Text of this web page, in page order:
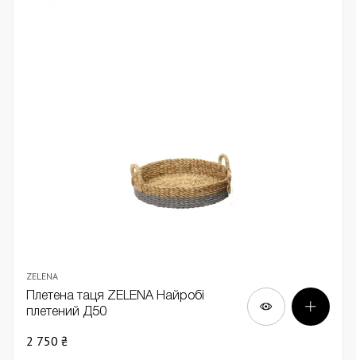
ZELENA
Плетена таця ZELENA Найробі
плетений Д50
2 750 ₴